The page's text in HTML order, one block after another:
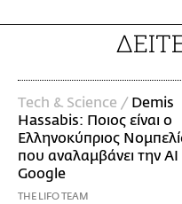
Τech & Science / Demis
Hassabis: Ποιος είναι ο
Ελληνοκύπριος
που αναλαμβάνει την AI
Google
THE LIFO TEAM